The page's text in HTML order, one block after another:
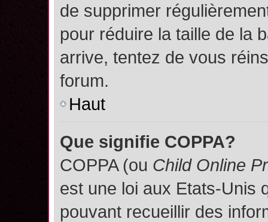
de supprimer
pour réduire la taille de la
arrive, tentez de vous
forum.
Haut
Que signifie COPPA?
COPPA (ou Child Online
est une loi aux Etats-Unis
pouvant recueillir des